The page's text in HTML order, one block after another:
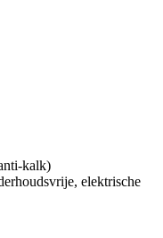
kalk)
elektrische